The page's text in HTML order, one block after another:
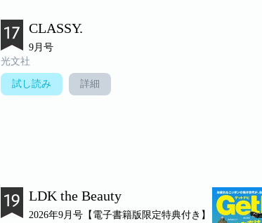
CLASSY.
9月号
光文社
試し読み 詳細
LDK the Beauty
2026年9月号【電子書籍版限定特典付き】